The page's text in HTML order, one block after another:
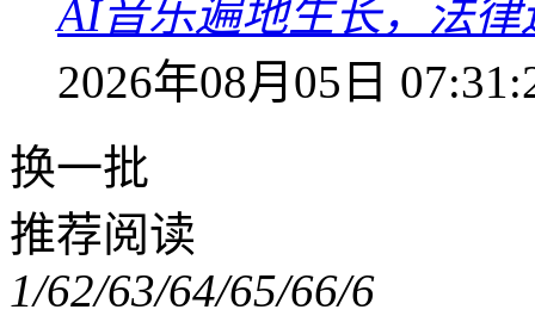
AI音乐遍地生长，法
2026年08月05日
换一批
推荐阅读
1/62/63/64/65/66/6